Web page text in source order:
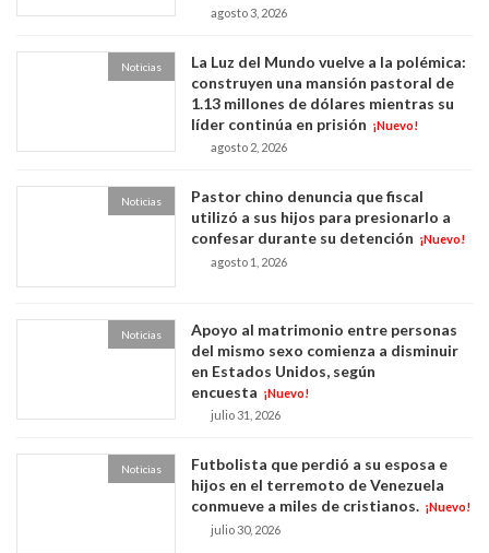
agosto 3, 2026
Noticias
La Luz del Mundo vuelve a la polémica:
construyen una mansión pastoral de
1.13 millones de dólares mientras su
líder continúa en prisión ¡Nuevo!
agosto 2, 2026
Noticias
Pastor chino denuncia que fiscal
utilizó a sus hijos para presionarlo a
confesar durante su detención ¡Nuevo!
agosto 1, 2026
Noticias
Apoyo al matrimonio entre personas
del mismo sexo comienza a disminuir
en Estados Unidos, según
encuesta ¡Nuevo!
julio 31, 2026
Noticias
Futbolista que perdió a su esposa e
hijos en el terremoto de Venezuela
conmueve a miles de cristianos. ¡Nuevo!
julio 30, 2026